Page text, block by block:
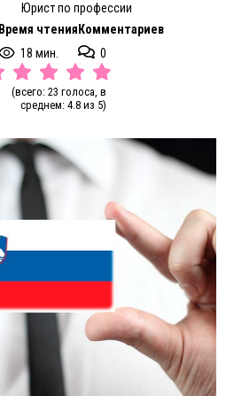
Юрист по профессии
Время чтения
18 мин.
Комментариев
0
(всего: 23 голоса, в
среднем: 4.8 из 5)